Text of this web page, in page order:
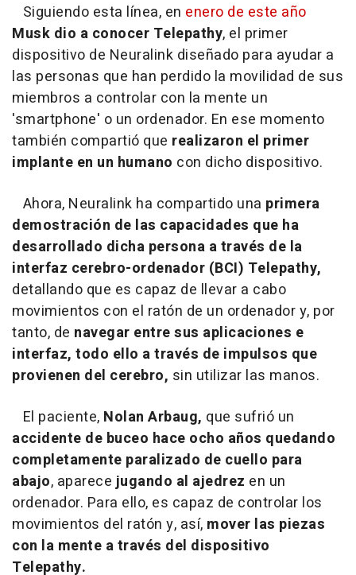
Siguiendo esta línea, en enero de este año
Musk dio a conocer Telepathy, el primer
dispositivo de Neuralink diseñado para ayudar a
las personas que han perdido la movilidad de sus
miembros a controlar con la mente un
'smartphone' o un ordenador. En ese momento
también compartió que realizaron el primer
implante en un humano con dicho dispositivo.
Ahora, Neuralink ha compartido una primera
demostración de las capacidades que ha
desarrollado dicha persona a través de la
interfaz cerebro-ordenador (BCI) Telepathy,
detallando que es capaz de llevar a cabo
movimientos con el ratón de un ordenador y, por
tanto, de navegar entre sus aplicaciones e
interfaz, todo ello a través de impulsos que
provienen del cerebro, sin utilizar las manos.
El paciente, Nolan Arbaug, que sufrió un
accidente de buceo hace ocho años quedando
completamente paralizado de cuello para
abajo, aparecejugando al ajedrez en un
ordenador. Para ello, es capaz de controlar los
movimientos del ratón y, así, mover las piezas
con la mente a través del dispositivo
Telepathy.